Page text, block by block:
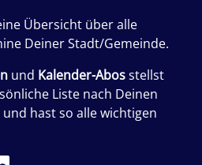
Übersicht über alle
Deiner Stadt/Gemeinde.
und Kalender-Abosstellst
Liste nach Deinen
hast so alle wichtigen